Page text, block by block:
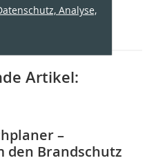
Analyse,
Artikel:
–
den Brandschutz